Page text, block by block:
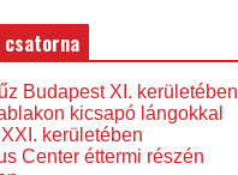
csatorna
Budapest XI. kerületében
kicsapó lángokkal
kerületében
Center éttermi részén